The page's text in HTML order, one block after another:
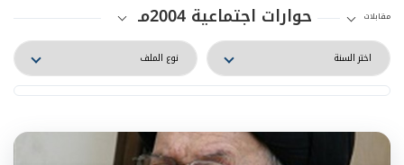
مقابلات حوارات اجتماعية 2004مـ